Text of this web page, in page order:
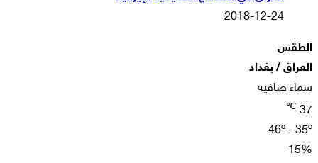
2018-12-24
الطقس
العراق / بغداد
سماء صافية
37
℃
46º - 35º
15%